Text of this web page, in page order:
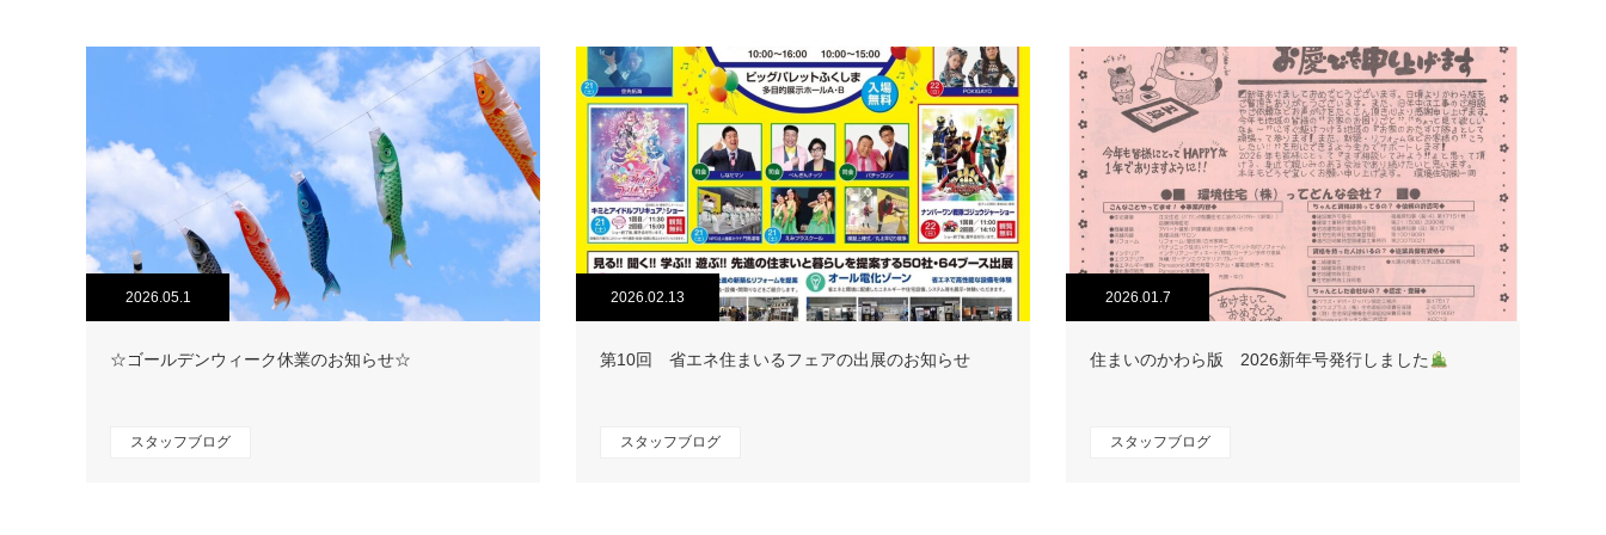
2026.05.1
☆ゴールデンウィーク休業のお知らせ☆
スタッフブログ
2026.02.13
第10回 省エネ住まいるフェアの出展のお知らせ
スタッフブログ
2026.01.7
住まいのかわら版 2026新年号発行しました
スタッフブログ